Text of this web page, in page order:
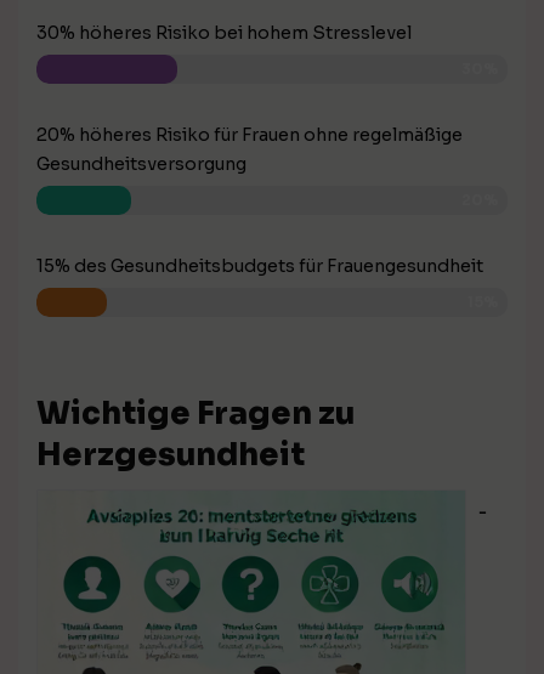
30% höheres Risiko bei hohem Stresslevel
20% höheres Risiko für Frauen ohne regelmäßige
Gesundheitsversorgung
15% des Gesundheitsbudgets für Frauengesundheit
Wichtige Fragen zu
Herzgesundheit
⁃